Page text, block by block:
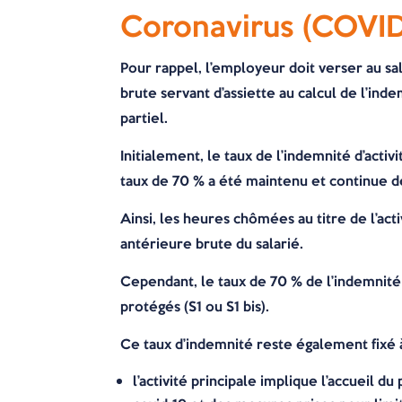
Coronavirus
Pour rappel, l’employeur doit verser au
brute servant d’assiette au calcul de
partiel.
Initialement, le taux de l’indemnité
taux de 70 % a été maintenu et continue
Ainsi, les heures chômées au titre de
antérieure brute du salarié.
Cependant, le taux de 70 % de
protégés (S1 ou S1 bis).
Ce taux d’indemnité reste également fixé
l’activité principale implique l’accueil